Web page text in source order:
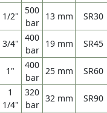
1/2"
500
bar
13 mm SR30
3/4"
400
bar
19 mm SR45
1"
400
bar
25 mm SR60
1
1/4"
320
bar
32 mm SR90